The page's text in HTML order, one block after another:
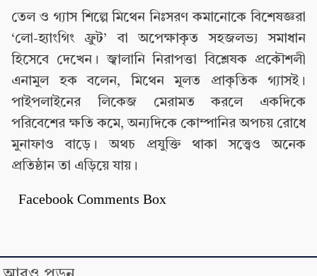
তেল ও গ্যাস শিল্পে মিথেন নিঃসরণ কমানোকে বিশেষজ্ঞরা
‘লো-হ্যাংগিং ফ্রুট’ বা অপেক্ষাকৃত সহজলভ্য সমাধান
হিসেবে দেখেন। জ্বালানি নিরাপত্তা বিশ্লেষক প্রকৌশলী
এনামুল হক বলেন, মিথেন মূলত প্রাকৃতিক গ্যাসই।
পাইপলাইনের লিকেজ মেরামত করলে একদিকে
পরিবেশের ক্ষতি কমে, অন্যদিকে কোম্পানির অপচয় রোধে
মুনাফাও বাড়ে। অথচ প্রযুক্তি থাকা সত্ত্বেও অনেক
প্রতিষ্ঠান তা এড়িয়ে যায়।
Facebook Comments Box